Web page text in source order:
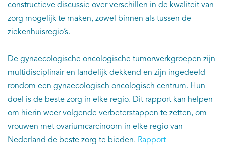
constructieve discussie over verschillen in de kwaliteit van
zorg mogelijk te maken, zowel binnen als tussen de
ziekenhuisregio’s.
De gynaecologische oncologische tumorwerkgroepen zijn
multidisciplinair en landelijk dekkend en zijn ingedeeld
rondom een gynaecologisch oncologisch centrum. Hun
doel is de beste zorg in elke regio. Dit rapport kan helpen
om hierin weer volgende verbeterstappen te zetten, om
vrouwen met ovariumcarcinoom in elke regio van
Nederland de beste zorg te bieden. Rapport